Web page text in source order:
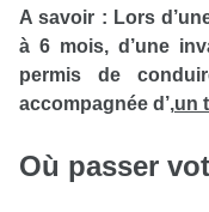
A savoir : Lors
à 6 mois, d’une
permis de
accompagnée d’,un
Où passer